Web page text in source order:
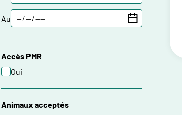
Au
Accès PMR
Oui
Animaux acceptés